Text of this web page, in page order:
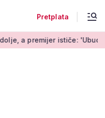
Pretplata
premijer ističe: 'Ubuduće